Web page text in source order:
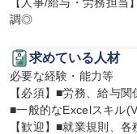
調◎
求めている人材
必要な経験・能力等
【必須】■労務、給与
■一般的なExcelスキル
【歓迎】■就業規則、